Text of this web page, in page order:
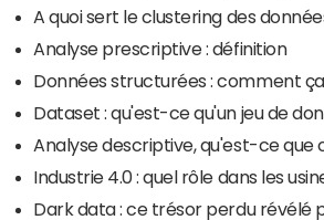
A quoi sert le clustering des
Analyse prescriptive : définition
Données structurées : comment
Dataset : qu'est-ce qu'un jeu de
Analyse descriptive, qu'est-ce que
Industrie 4.0 : quel rôle dans les
Dark data : ce trésor perdu révélé